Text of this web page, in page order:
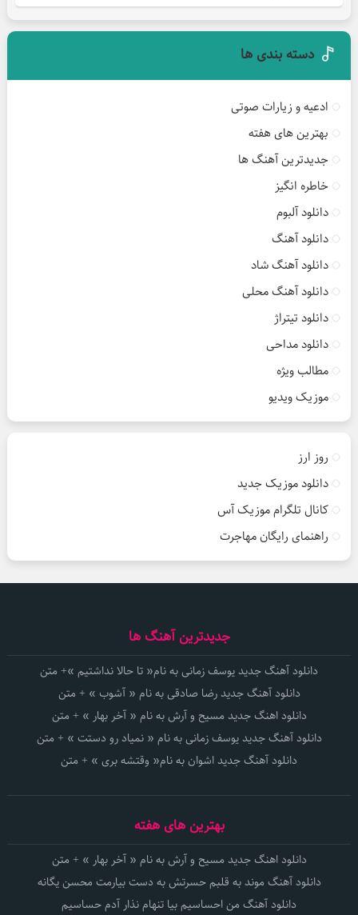
دسته بندی ها
ادعیه و زیارات صوتی
بهترین های هفته
جدیدترین آهنگ ها
خاطره انگیز
دانلود آلبوم
دانلود آهنگ
دانلود آهنگ شاد
دانلود آهنگ محلی
دانلود تیتراژ
دانلود مداحی
مطالب ویژه
موزیک ویدیو
روز ارز
دانلود موزیک جدید
کانال تلگرام موزیک آس
راهنمای رایگان مهاجرت
جدیدترین آهنگ ها
دانلود آهنگ جدید یوسف زمانی به نام« تا حالا نداشتیم »+ متن
دانلود آهنگ جدید رضا صادقی به نام « آشوب » + متن
دانلود اهنگ جدید مسیح و آرش به نام « آخر بهار » + متن
دانلود آهنگ جدید یوسف زمانی به نام « نمیاد رو دستت » + متن
دانلود آهنگ جدید اشوان به نام« وقتشه بری » + متن
بهترین های هفته
دانلود اهنگ جدید مسیح و آرش به نام « آخر بهار » + متن
دانلود آهنگ موند به قلبم حسرتش به دست بیارمت محسن یگانه
دانلود آهنگ من احساسیم بیا تنهام نذار آدم حساسیم